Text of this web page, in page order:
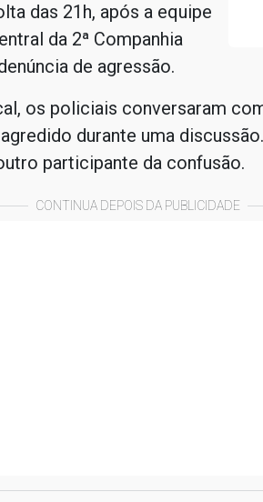
das 21h, após a equipe
da 2ª Companhia
de agressão.
os policiais conversaram
durante uma
participante da confusão.
CONTINUA DEPOIS DA PUBLICIDADE